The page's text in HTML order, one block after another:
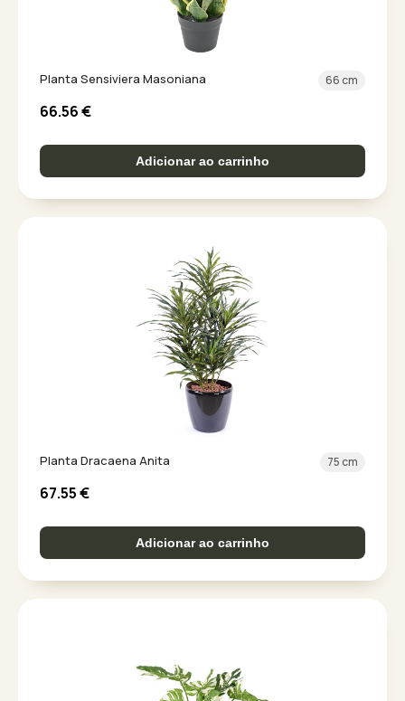
Planta Sensiviera Masoniana 66 cm
66.56€
Adicionar ao carrinho
Planta Dracaena Anita 75 cm
67.55€
Adicionar ao carrinho